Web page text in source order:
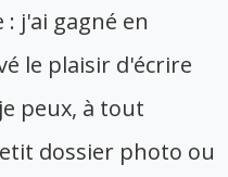
j'ai gagné en
le plaisir d'écrire
peux, à tout
dossier photo ou